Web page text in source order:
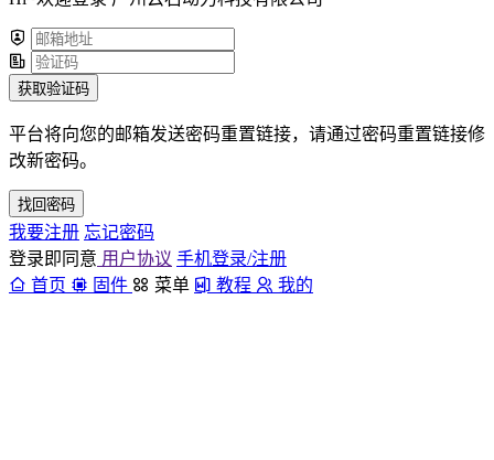
获取验证码
平台将向您的邮箱发送密码重置链接，请通过密码重置链接修
改新密码。
找回密码
我要注册 忘记密码
登录即同意 用户协议 手机登录/注册
首页
固件 菜单 教程 我的